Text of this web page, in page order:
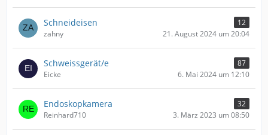
Schneideisen
12
zahny
21. August 2024 um 20:04
Schweissgerät/e
87
Eicke
6. Mai 2024 um 12:10
Endoskopkamera
32
Reinhard710
3. März 2023 um 08:50